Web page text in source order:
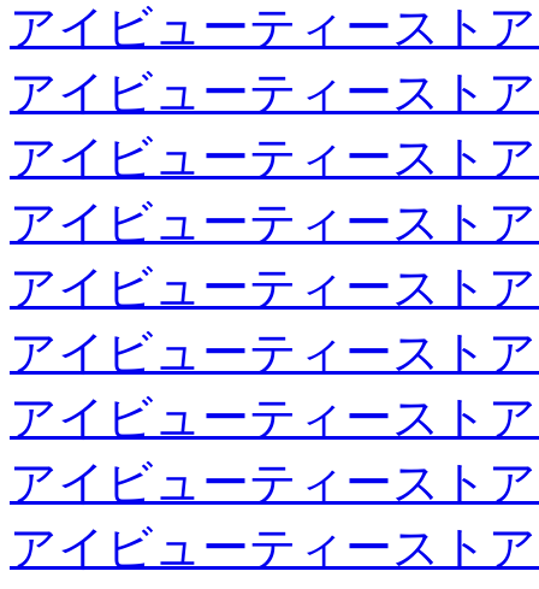
アイビューティースト
アイビューティースト
アイビューティースト
アイビューティースト
アイビューティースト
アイビューティースト
アイビューティースト
アイビューティースト
アイビューティースト